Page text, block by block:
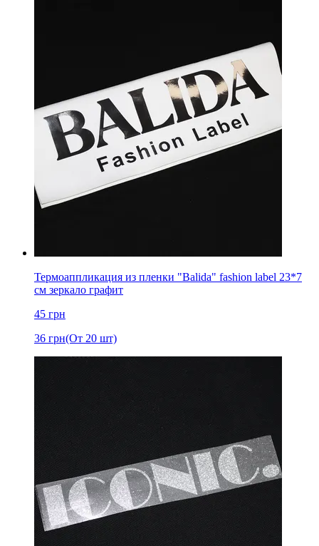
Термоаппликация из пленки "Balida" fashion label 23*7
см зеркало графит
45 грн
36 грн(От 20 шт)